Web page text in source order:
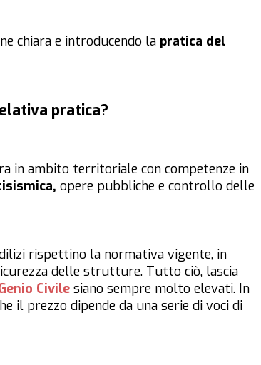
chiara e introducendo la pratica del
pratica?
in ambito territoriale con competenze in
opere pubbliche e controllo delle
rispettino la normativa vigente, in
delle strutture. Tutto ciò, lascia
Civile siano sempre molto elevati. In
il prezzo dipende da una serie di voci di